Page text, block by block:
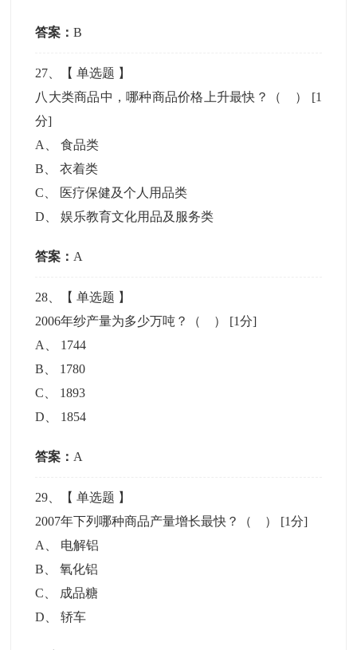
答案：B
27 、【单选题 】
八大类商品中，哪种商品价格上升最快？（ ） [1
分]
A
、食品类
B 、衣着类
C
医疗保健及个人用品类
D 、娱乐教育文化用品及服务类
答案： A
28 、【单选题 】
2006年纱产量为多少万吨？（ ） [1分]
A
1744
B
1780
C
1893
D
1854
答案： A
29 、【单选题 】
2007年下列哪种商品产量增长最快？（ ） [1分]
A
电解铝
B 、氧化铝
C
成品糖
D 、轿车